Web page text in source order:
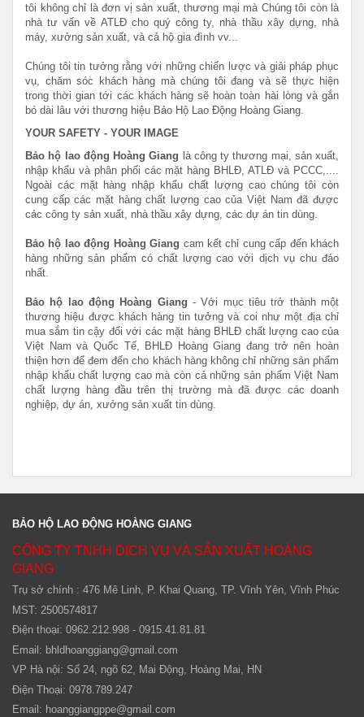
tôi không chỉ là đơn vị sản xuất, thương mại mà Chúng tôi còn là
nhà tư vấn về ATLĐ cho quý công ty, nhà thầu xây dựng, nhà
máy, xưởng sản xuất, và cả hộ gia đình vv...
Chúng tôi tin tưởng rằng với những chiến lược và giải pháp phục
vụ, chăm sóc khách hàng mà chúng tôi đang và sẽ thực hiện
trong thời gian tới các khách hàng sẽ hoàn toàn hài lòng và gắn
bó dài lâu với thương hiệu Bảo Hộ Lao Động Hoàng Giang.
YOUR SAFETY - YOUR IMAGE
Bảo hộ lao động Hoàng Giang là công ty thương mại, sản xuất,
nhập khẩu và phân phối các mặt hàng BHLĐ, ATLĐ và PCCC,....
Ngoài các mặt hàng nhập khẩu chất lượng cao chúng tôi còn
cung cấp các mặt hàng chất lượng cao của Việt Nam đã được
các công ty sản xuất, nhà thầu xây dựng, các dự án tin dùng.
Bảo hộ lao động Hoàng Giang cam kết chỉ cung cấp đến khách
hàng những sản phẩm có chất lượng cao với dịch vụ chu đáo
nhất.
Bảo hộ lao động Hoàng Giang - Với mục tiêu trở thành một
thương hiệu được khách hàng tin tưởng và coi như một địa chỉ
mua sắm tin cậy đối với các mặt hàng BHLĐ chất lượng cao của
Việt Nam và Quốc Tế,
BHLĐ Hoàng Giang đang trở nên hoàn
thiện hơn để đem đến cho khách hàng không chỉ những sản phẩm
nhập khẩu chất lượng cao mà còn cả những sản phẩm Việt Nam
chất lượng hàng đầu trên thị trường mà đã được các doanh
nghiệp, dự án, xưởng sản xuất tin dùng.
BẢO HỘ LAO ĐỘNG HOÀNG GIANG
CÔNG TY TNHH DỊCH VỤ VÀ SẢN XUẤT HOÀNG
GIANG
Trụ sở chính : 476 Mê Linh, P. Khai Quang, TP. Vĩnh Yên, Vĩnh Phúc
MST: 2500574817
Điện thoại: 0962.212.998 - 0915.41.81.81
Email: bhldhoanggiang@gmail.com
VP Hà nội: Số 24, ngõ 62, Mai Động, Hoàng Mai, HN
Điện Thoại: 0978.789.247
Email: hoanggiangppe@gmail.com